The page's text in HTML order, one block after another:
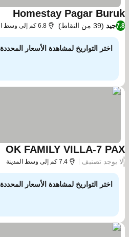
Homestay Pagar Buruk
7.8جيد (39 من النقاط) 6.8 كم إلى وسط المدينة
اختر التواريخ لمشاهدة الأسعار المحددة
OK FAMILY VILLA-7 PAX
/لا يوجد تصنيف 7.4 كم إلى وسط المدينة
اختر التواريخ لمشاهدة الأسعار المحددة